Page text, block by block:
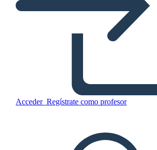
Acceder Regístrate como profesor
Copie este guión gráfico
JUEGO DE DIAPOSITIVAS